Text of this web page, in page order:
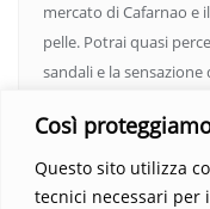
Così
Questo sito utilizza
tecnici necessari per
mercato di Cafarnao e
pelle. Potrai quasi
sandali e la
vedere oltre i confini
fede e realtà si
indimenticabile.Non